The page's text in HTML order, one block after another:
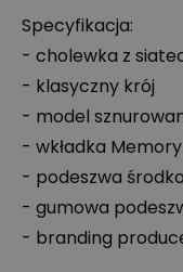
Specyfikacja:
- cholewka z
- klasyczny krój
- model
- wkładka
- podeszwa
- gumowa
- branding